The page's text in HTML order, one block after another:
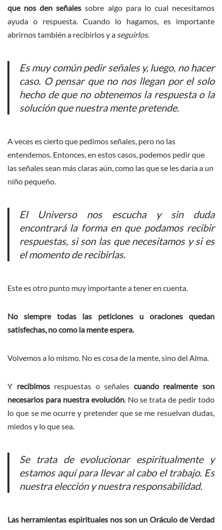
que nos den señales sobre algo para lo cual necesitamos
ayuda o respuesta. Cuando lo hagamos, es importante
abrirnos también a recibirlos y a seguirlos.
Es muy común pedir señales y, luego, no hacer
caso. O pensar que no nos llegan por el solo
hecho de que no obtenemos la respuesta o la
solución que nuestra mente pretende.
A veces es cierto que pedimos señales, pero no las
entendemos. Entonces, en estos casos, podemos pedir que
las señales sean más claras aún, como las que se les daría a un
niño pequeño.
El Universo nos escucha y sin duda
encontrará la forma en que podamos recibir
respuestas, si son las que necesitamos y si es
el momento de recibirlas.
Este es otro punto muy importante a tener en cuenta.
No siempre todas las peticiones u oraciones quedan
satisfechas, no como la mente espera.
Volvemos a lo mismo. No es cosa de la mente, sino del Alma.
Y recibimosrespuestas o señales cuando realmente son
necesarios para nuestra evolución. No se trata de pedir todo
lo que se me ocurre y pretender que se me resuelvan dudas,
miedos y lo que sea.
Se trata de evolucionar espiritualmente y
estamos aquí para llevar al cabo el trabajo. Es
nuestra elección y nuestra responsabilidad.
Las herramientas espirituales nos son un Oráculo de Verdad